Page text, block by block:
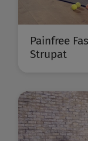
Painfree
Strupat